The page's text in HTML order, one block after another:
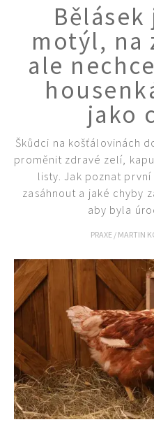
65 Kč
Objednat >
Naše krásná zahrada
motýl, na
ale
jako
Škůdci na košťálovinách
proměnit zdravé zelí,
listy. Jak poznat
zasáhnout a jaké chyby
aby byla
PRAXE / MARTIN